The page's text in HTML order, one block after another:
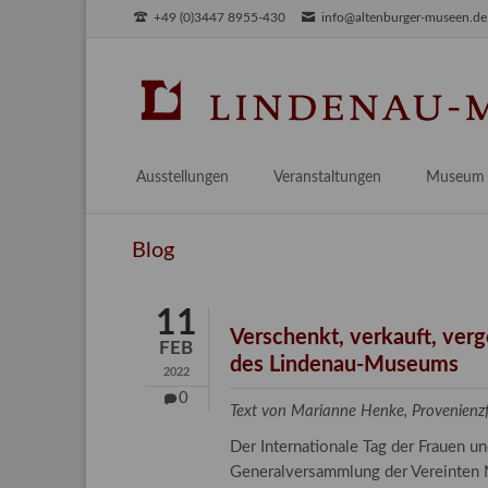
+49 (0)3447 8955-430 info@altenburger-museen.de
Ausstellungen
Aktuell
Veranstaltungen Museum
Digitales
Team
Blog
11
FEB
2022
0
Verschenkt, verkauft,
des Lindenau-Museums
Text von Marianne Henke,
Der Internationale Tag der Frauen
Generalversammlung der